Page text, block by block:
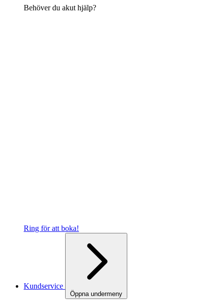
Behöver du akut hjälp?
Ring för att boka!
Kundservice
Öppna undermeny